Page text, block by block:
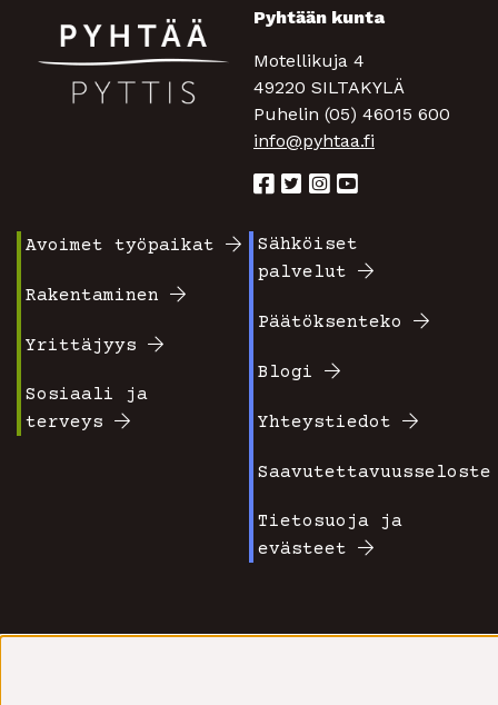
Pyhtään kunta
Motellikuja 4
49220 SILTAKYLÄ
Puhelin (05) 46015 600
info@pyhtaa.fi
valikko
1
Avoimet työpaikat
Rakentaminen
Yrittäjyys
Sosiaali ja
terveys
Footer
2
Sähköiset
palvelut
Päätöksenteko
Blogi
Yhteystiedot
Saavutettavuusseloste
Tietosuoja ja
evästeet